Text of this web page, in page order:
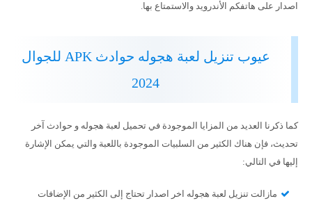
اصدار على هاتفكم الأندرويد والاستمتاع بها.
عيوب تنزيل لعبة هجوله حوادث APK للجوال
2024
كما ذكرنا العديد من المزايا الموجودة في تحميل لعبة هجوله و حوادث آخر
تحديث، فإن هناك الكثير من السلبيات الموجودة باللعبة والتي يمكن الإشارة
إليها في التالي:
مازالت تنزيل لعبة هجوله اخر اصدار تحتاج إلى الكثير من الإضافات